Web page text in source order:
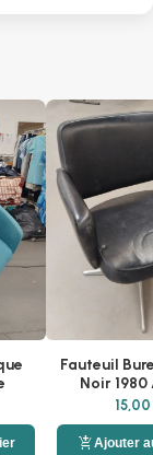
Fauteuil
Noir
add_shopping_cartAjouter